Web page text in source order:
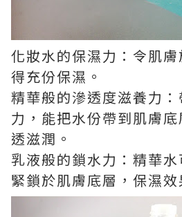
化妝水的保濕力：令肌
得充份保濕。
精華般的滲透度滋養力
力，能把水份帶到肌膚
透滋潤。
乳液般的鎖水力：精華
緊鎖於肌膚底層，保濕效